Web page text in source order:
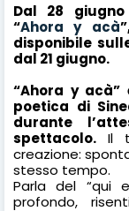
Dal 28
“Ahora y acà
disponibile
dal 21 giugno.
“Ahora y acà”
poetica di
durante
spettacolo. Il
creazione:
stesso tempo.
Parla del “qui
profondo,